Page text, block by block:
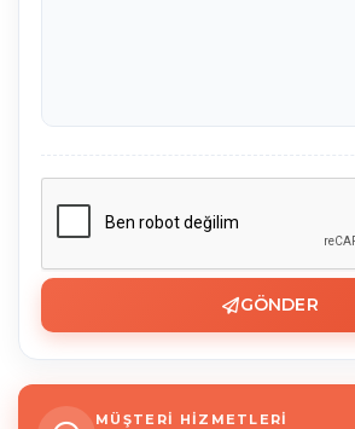
GÖNDER
MÜŞTERİ HİZMETLERİ